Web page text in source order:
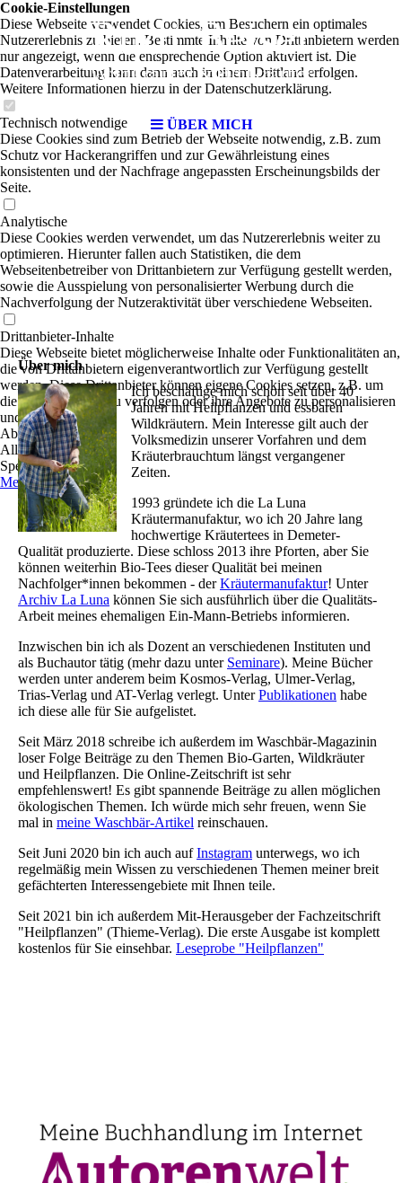
ÜBER MICH
Über mich
Ich beschäftige mich schon seit über 40
Jahren mit Heilpflanzen und essbaren
Wildkräutern. Mein Interesse gilt auch der
Volksmedizin unserer Vorfahren und dem
Kräuterbrauchtum längst vergangener
Zeiten.
1993 gründete ich die La Luna
Kräutermanufaktur, wo ich 20 Jahre lang
hochwertige Kräutertees in Demeter-
Qualität produzierte. Diese schloss 2013 ihre Pforten, aber Sie
können weiterhin Bio-Tees dieser Qualität bei meinen
Nachfolger*innen bekommen - derKräutermanufaktur! Unter
Archiv La Luna können Sie sich ausführlich über die Qualitäts-
Arbeit meines ehemaligen Ein-Mann-Betriebs informieren.
Inzwischen bin ich als Dozent an verschiedenen Instituten und
als Buchautor tätig (mehr dazu unter Seminare). Meine Bücher
werden unter anderem beim Kosmos-Verlag, Ulmer-Verlag,
Trias-Verlag und AT-Verlag verlegt. UnterPublikationen habe
ich diese alle für Sie aufgelistet.
Seit März 2018 schreibe ich außerdem im Waschbär-Magazinin
loser Folge Beiträge zu den Themen Bio-Garten, Wildkräuter
und Heilpflanzen. Die Online-Zeitschrift ist sehr
empfehlenswert! Es gibt spannende Beiträge zu allen möglichen
ökologischen Themen. Ich würde mich sehr freuen, wenn Sie
mal in meine Waschbär-Artikel reinschauen.
Seit Juni 2020 bin ich auch aufInstagram unterwegs, wo ich
regelmäßig mein Wissen zu verschiedenen Themen meiner breit
gefächterten Interessengebiete mit Ihnen teile.
Seit 2021 bin ich außerdem Mit-Herausgeber der Fachzeitschrift
"Heilpflanzen" (Thieme-Verlag). Die erste Ausgabe ist komplett
kostenlos für Sie einsehbar. Leseprobe "Heilpflanzen"
Cookie-Einstellungen
Diese Webseite verwendet Cookies, um Besuchern ein optimales
Nutzererlebnis zu bieten. Bestimmte Inhalte von Drittanbietern werden
nur angezeigt, wenn die entsprechende Option aktiviert ist. Die
Datenverarbeitung kann dann auch in einem Drittland erfolgen.
Weitere Informationen hierzu in der Datenschutzerklärung.
Technisch notwendige
Diese Cookies sind zum Betrieb der Webseite notwendig, z.B. zum
Schutz vor Hackerangriffen und zur Gewährleistung eines
konsistenten und der Nachfrage angepassten Erscheinungsbilds der
Seite.
Analytische
Diese Cookies werden verwendet, um das Nutzererlebnis weiter zu
optimieren. Hierunter fallen auch Statistiken, die dem
Webseitenbetreiber von Drittanbietern zur Verfügung gestellt werden,
sowie die Ausspielung von personalisierter Werbung durch die
Nachverfolgung der Nutzeraktivität über verschiedene Webseiten.
Drittanbieter-Inhalte
Diese Webseite bietet möglicherweise Inhalte oder Funktionalitäten an,
die von Drittanbietern eigenverantwortlich zur Verfügung gestellt
werden. Diese Drittanbieter können eigene Cookies setzen, z.B. um
die Nutzeraktivität zu verfolgen oder ihre Angebote zu personalisieren
und zu optimieren.
Ablehnen
Alle akzeptieren
Speichern
Mehr Informationen